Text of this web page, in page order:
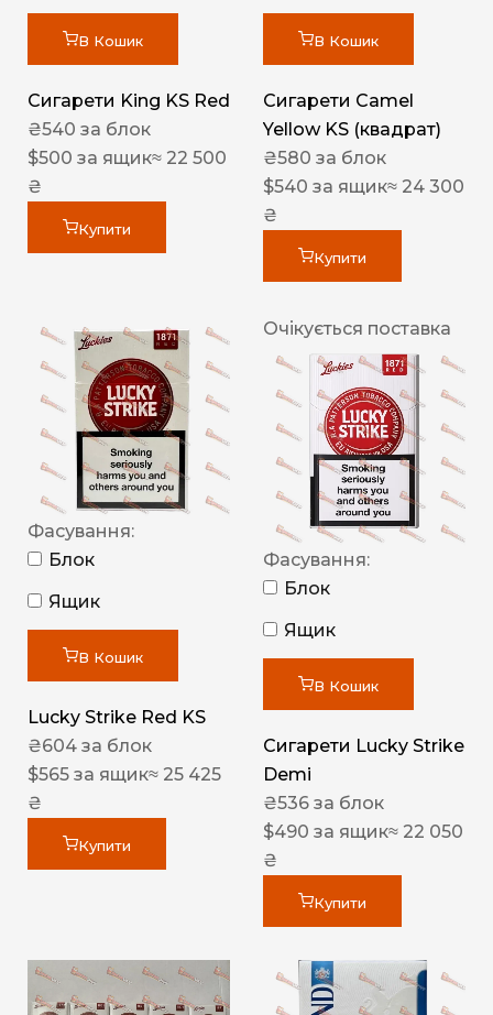
В Кошик
Сигарети King KS Red
₴540 за блок
$500 за ящик≈ 22 500
₴
Купити
В Кошик
Сигарети Camel
Yellow KS (квадрат)
₴580 за блок
$540 за ящик≈ 24 300
₴
Купити
Фасування:
Блок
Ящик
В Кошик
Lucky Strike Red KS
₴604 за блок
$565 за ящик≈ 25 425
₴
Купити
Очікується поставка
Фасування:
Блок
Ящик
В Кошик
Сигарети Lucky Strike
Demi
₴536 за блок
$490 за ящик≈ 22 050
₴
Купити